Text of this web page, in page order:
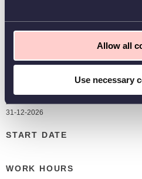
Allow all
Use necessary
Oslo.
APPLICATION DUE
31-12-2026
START DATE
WORK HOURS